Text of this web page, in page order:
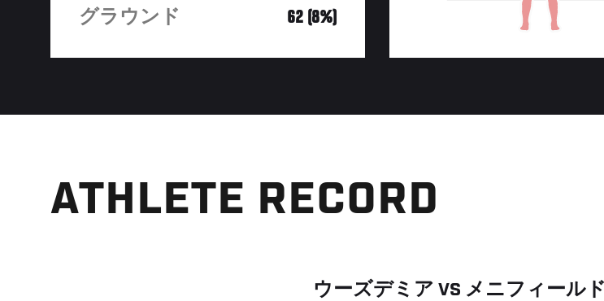
グラウンド 62 (8%)
ATHLETE RECORD
ウーズデミア VS メニフィールド